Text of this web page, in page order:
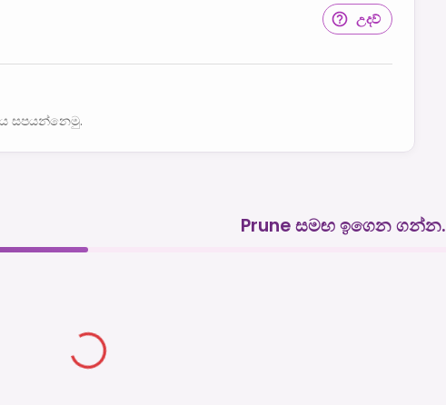
උදව්
සපයන්නෙමු.
Prune සමඟ ඉගෙන ගන්න.